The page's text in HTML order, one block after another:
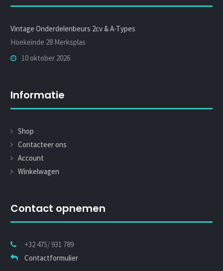
Vintage Onderdelenbeurs 2cv & A-Types
Hoekeinde 28 Merksplas
10 oktober 2026
Informatie
Shop
Contacteer ons
Account
Winkelwagen
Contact opnemen
+32 475/ 931 789
Contactformulier